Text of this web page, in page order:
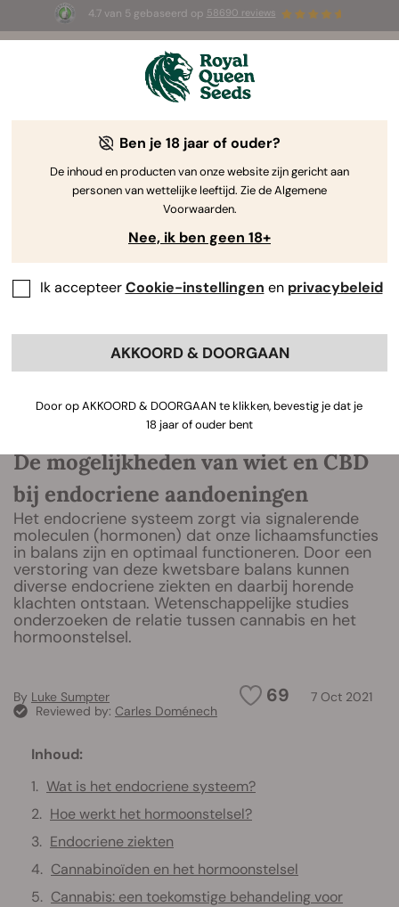
4.7 van 5 gebaseerd op 58690 reviews
☀️ Summer Sales: tot wel 50% korting
op geselecteerde producten! ⏤
The RQS Blog
Cannabis Lifestyle Blogs
De mogelijkheden van wiet en CBD
bij endocriene aandoeningen
Het endocriene systeem zorgt via signalerende
moleculen (hormonen) dat onze lichaamsfuncties
in balans zijn en optimaal functioneren. Door een
verstoring van deze kwetsbare balans kunnen
diverse endocriene ziekten en daarbij horende
klachten ontstaan. Wetenschappelijke studies
onderzoeken de relatie tussen cannabis en het
hormoonstelsel.
69 7 Oct 2021
By Luke Sumpter
Reviewed by: Carles Doménech
Inhoud:
Wat is het endocriene systeem?
Hoe werkt het hormoonstelsel?
Endocriene ziekten
Cannabinoïden en het hormoonstelsel
Cannabis: een toekomstige behandeling voor
Ben je 18 jaar of ouder?
De inhoud en producten van onze website zijn gericht aan
personen van wettelijke leeftijd. Zie de Algemene
Voorwaarden.
Nee, ik ben geen 18+
Ik accepteerCookie-instellingen en privacybeleid
AKKOORD & DOORGAAN
Door op AKKOORD & DOORGAAN te klikken, bevestig je dat je
18 jaar of ouder bent